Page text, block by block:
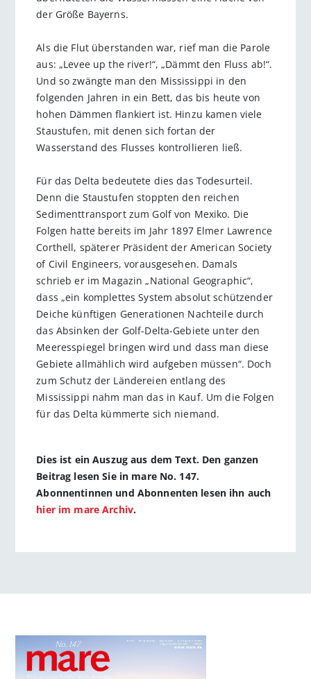
der Größe Bayerns.
Als die Flut überstanden war, rief man die Parole
aus: „Levee up the river!“, „Dämmt den Fluss ab!“.
Und so zwängte man den Mississippi in den
folgenden Jahren in ein Bett, das bis heute von
hohen Dämmen flankiert ist. Hinzu kamen viele
Staustufen, mit denen sich fortan der
Wasserstand des Flusses kontrollieren ließ.
Für das Delta bedeutete dies das Todesurteil.
Denn die Staustufen stoppten den reichen
Sedimenttransport zum Golf von Mexiko. Die
Folgen hatte bereits im Jahr 1897 Elmer Lawrence
Corthell, späterer Präsident der American Society
of Civil Engineers, vorausgesehen. Damals
schrieb er im Magazin „National Geographic“,
dass „ein komplettes System absolut schützender
Deiche künftigen Generationen Nachteile durch
das Absinken der Golf-Delta-Gebiete unter den
Meeresspiegel bringen wird und dass man diese
Gebiete allmählich wird aufgeben müssen“. Doch
zum Schutz der Ländereien entlang des
Mississippi nahm man das in Kauf. Um die Folgen
für das Delta kümmerte sich niemand.
Dies ist ein Auszug aus dem Text. Den ganzen
Beitrag lesen Sie in mare No. 147.
Abonnentinnen und Abonnenten lesen ihn auch
hier im mare Archiv.